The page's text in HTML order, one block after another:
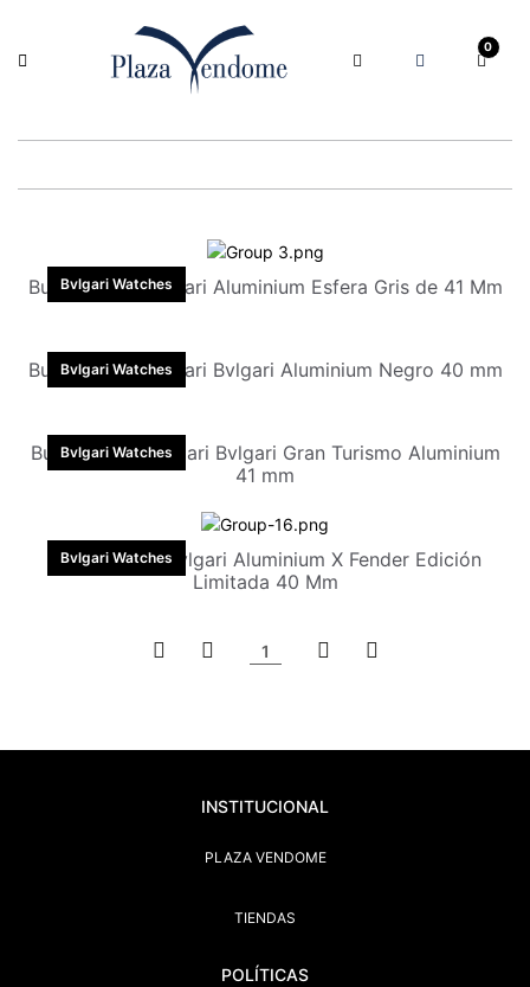
0
Bvlgari Watches
Bulgari Reloj Bvlgari Aluminium Esfera Gris de 41 Mm
Bvlgari Watches
Bulgari Reloj Bvlgari Bvlgari Aluminium Negro 40 mm
Bvlgari Watches
Bulgari Reloj Bvlgari Bvlgari Gran Turismo Aluminium
41 mm
Bvlgari Watches
Bulgari Reloj Bvlgari Aluminium X Fender Edición
Limitada 40 Mm
1
INSTITUCIONAL
PLAZA VENDOME
TIENDAS
POLÍTICAS